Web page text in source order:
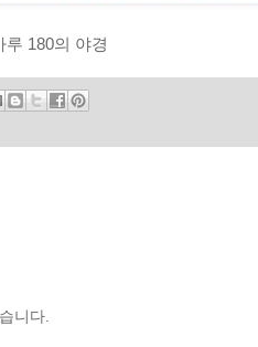
루 180의 야경
니다.